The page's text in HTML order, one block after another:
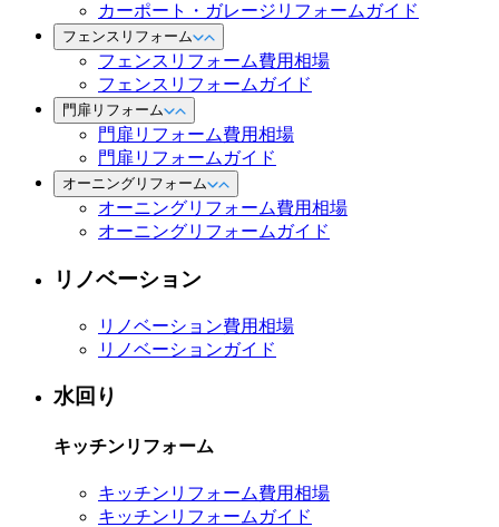
カーポート・ガレージリフォームガイド
フェンスリフォーム
フェンスリフォーム費用相場
フェンスリフォームガイド
門扉リフォーム
門扉リフォーム費用相場
門扉リフォームガイド
オーニングリフォーム
オーニングリフォーム費用相場
オーニングリフォームガイド
リノベーション
リノベーション費用相場
リノベーションガイド
水回り
キッチンリフォーム
キッチンリフォーム費用相場
キッチンリフォームガイド